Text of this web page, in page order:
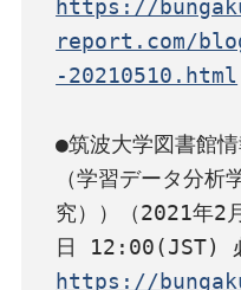
https://
report.com/
-20210510.html
●筑波大学図書館
（学習データ分析
究））（2021年2
https://